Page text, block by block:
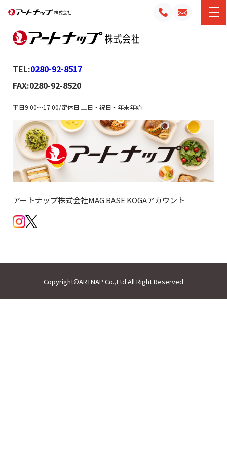
TEL:0280-92-8517
FAX:0280-92-8520
平日9:00～17:00/定休日 土日・祝日・年末年始
アートナップ株式会社MAG BASE KOGAアカウント
Copyright©ARTNAP Co.,Ltd.All Right Reserved